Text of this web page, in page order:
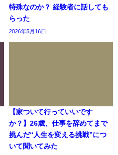
特殊なのか？ 経験者に話しても
らった
2026年5月16日
【家ついて行っていいです
か？】26歳、仕事を辞めてまで
挑んだ“人生を変える挑戦”につ
いて聞いてみた